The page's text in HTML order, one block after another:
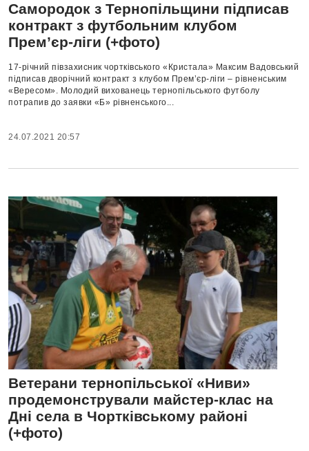
Самородок з Тернопільщини підписав
контракт з футбольним клубом
Прем’єр-ліги (+фото)
17-річний півзахисник чортківського «Кристала» Максим Вадовський
підписав дворічний контракт з клубом Прем’єр-ліги – рівненським
«Вересом». Молодий вихованець тернопільського футболу
потрапив до заявки «Б» рівненського...
24.07.2021 20:57
Ветерани тернопільської «Ниви»
продемонстрували майстер-клас на
Дні села в Чортківському районі
(+фото)